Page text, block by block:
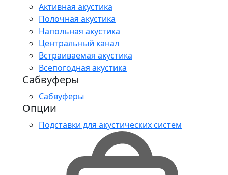
Активная акустика
Полочная акустика
Напольная акустика
Центральный канал
Встраиваемая акустика
Всепогодная акустика
Сабвуферы
Сабвуферы
Опции
Подставки для акустических систем